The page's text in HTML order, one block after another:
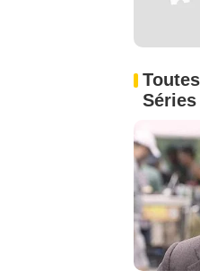
Séries